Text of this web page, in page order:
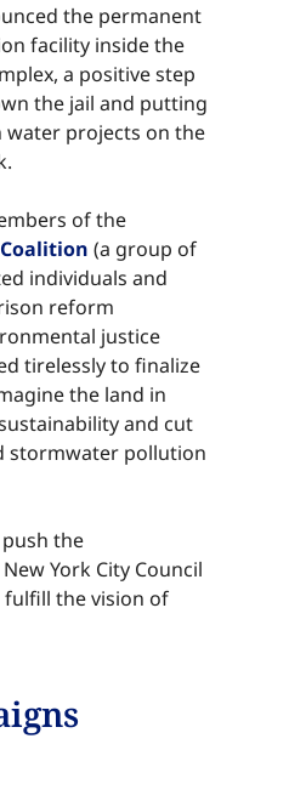
the permanent
facility inside the
a positive step
the jail and putting
water projects on the
of the
(a group of
individuals and
reform
justice
tirelessly to finalize
the land in
and cut
stormwater pollution
the
York City Council
fulfill the vision of